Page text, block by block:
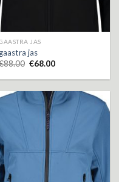
JAS
jas
88.00 €68.00